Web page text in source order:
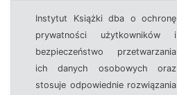
Instytut Książki dba o ochronę
prywatności użytkowników i
bezpieczeństwo przetwarzania
ich danych osobowych oraz
stosuje odpowiednie rozwiązania